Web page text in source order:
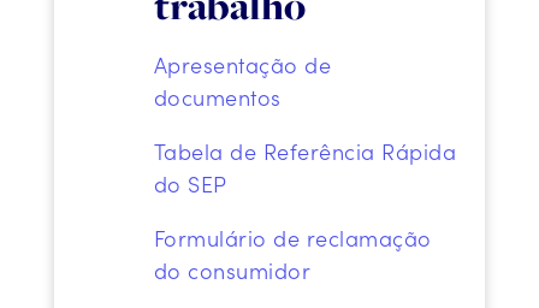
Apresentação de
documentos
Tabela de Referência Rápida
do SEP
Formulário de reclamação
do consumidor